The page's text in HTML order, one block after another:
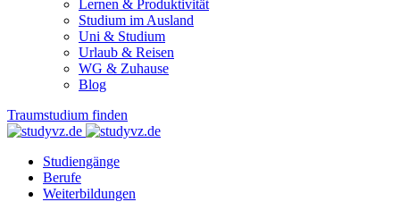
Lernen & Produktivität
Studium im Ausland
Uni & Studium
Urlaub & Reisen
WG & Zuhause
Blog
Traumstudium finden
Studiengänge
Berufe
Weiterbildungen